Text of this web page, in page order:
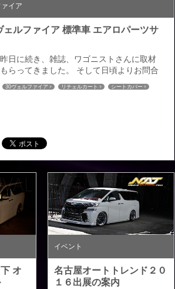
イア
ェルファイア 標準車 エアロパーツサ
日に続き、雑誌、ワゴニストさんに取材
らってきました。 そして日頃よりお問合
ただいております、このリチェルカート標
の絶妙なサイズ感をわかる画像を撮影して
すのでおおよその目途としてご参考までに
ただければと思います。インテリ...
30ヴェルファイア リチェルカート
シートカバー
オ
イベント
名古屋オートトレンド２０
１６出展の案内